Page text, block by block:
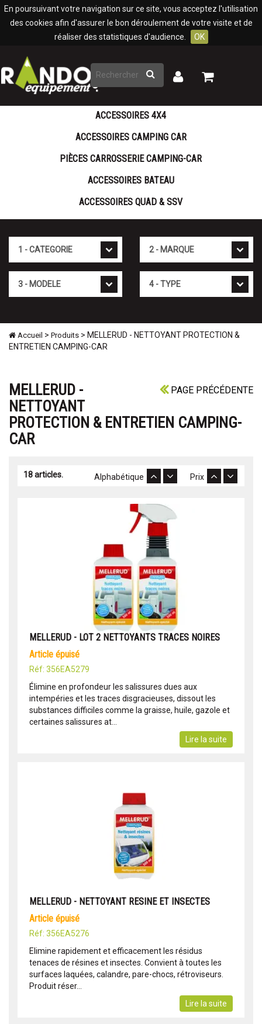
En poursuivant votre navigation sur ce site, vous acceptez l'utilisation
des cookies afin d'assurer le bon déroulement de votre visite et de
réaliser des statistiques d'audience.
OK
Rechercher
Mon
Mon
ACCESSOIRES 4X4
ACCESSOIRES CAMPING CAR
PIÈCES CARROSSERIE CAMPING-CAR
ACCESSOIRES BATEAU
ACCESSOIRES QUAD & SSV
Accueil > Produits > MELLERUD - NETTOYANT PROTECTION &
ENTRETIEN CAMPING-CAR
PAGE PRÉCÉDENTE
MELLERUD -
NETTOYANT
PROTECTION & ENTRETIEN CAMPING-
CAR
18 articles. Prix
Alphabétique
MELLERUD - LOT 2 NETTOYANTS TRACES NOIRES
article épuisé
Réf: 356EA5279
Élimine en profondeur les salissures dues aux
intempéries et les traces disgracieuses, dissout les
substances difficiles comme la graisse, huile, gazole et
certaines salissures at...
Lire la suite
MELLERUD - NETTOYANT RESINE ET INSECTES
article épuisé
Réf: 356EA5276
Elimine rapidement et efficacement les résidus
tenaces de résines et insectes. Convient à toutes les
surfaces laquées, calandre, pare-chocs, rétroviseurs.
Produit réser...
Lire la suite
Panneau de gestion des cookies